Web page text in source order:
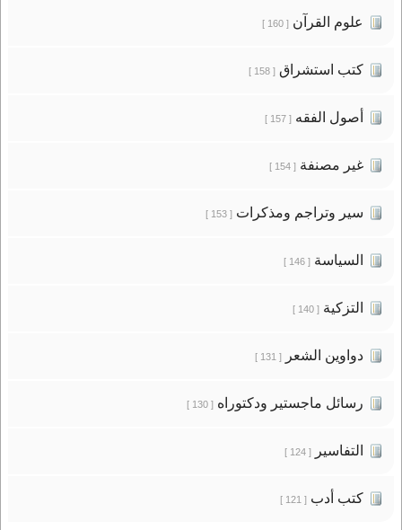
علوم القرآن[ 160 ]
كتب استشراق[ 158 ]
أصول الفقه[ 157 ]
غير مصنفة[ 154 ]
سير وتراجم ومذكرات[ 153 ]
السياسة[ 146 ]
التزكية[ 140 ]
دواوين الشعر[ 131 ]
رسائل ماجستير ودكتوراه[ 130 ]
التفاسير[ 124 ]
كتب أدب[ 121 ]